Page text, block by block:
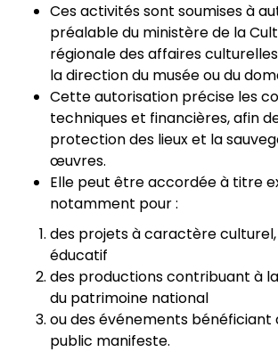
Ces activités sont soumises à
préalable du ministère de la
régionale des affaires
la direction du musée ou du
Cette autorisation précise les
techniques et financières, afin
protection des lieux et la
œuvres.
Elle peut être accordée à titre
notamment pour :
des projets à caractère
éducatif
des productions contribuant à
du patrimoine national
ou des événements bénéficiant
public manifeste.